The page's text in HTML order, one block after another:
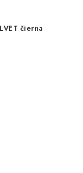
čierna